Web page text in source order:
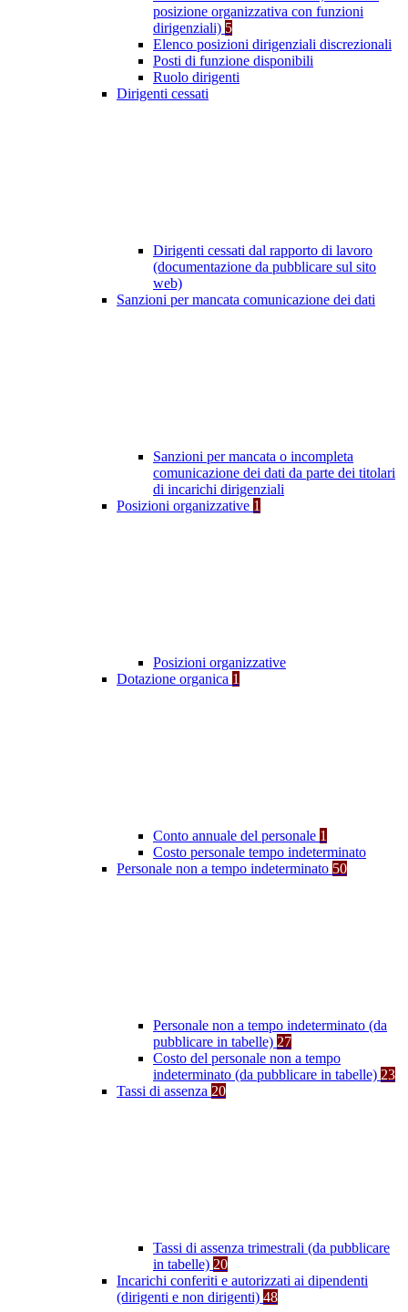
posizione organizzativa con funzioni
dirigenziali) 5
Elenco posizioni dirigenziali discrezionali
Posti di funzione disponibili
Ruolo dirigenti
Dirigenti cessati
Dirigenti cessati dal rapporto di lavoro
(documentazione da pubblicare sul sito
web)
Sanzioni per mancata comunicazione dei dati
Sanzioni per mancata o incompleta
comunicazione dei dati da parte dei titolari
di incarichi dirigenziali
Posizioni organizzative 1
Posizioni organizzative
Dotazione organica 1
Conto annuale del personale 1
Costo personale tempo indeterminato
Personale non a tempo indeterminato 50
Personale non a tempo indeterminato (da
pubblicare in tabelle) 27
Costo del personale non a tempo
indeterminato (da pubblicare in tabelle) 23
Tassi di assenza 20
Tassi di assenza trimestrali (da pubblicare
in tabelle) 20
Incarichi conferiti e autorizzati ai dipendenti
(dirigenti e non dirigenti) 48